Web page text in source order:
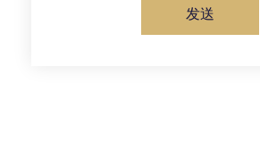
发送